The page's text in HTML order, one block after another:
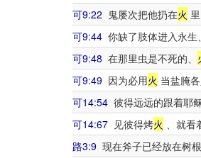
可9:22 鬼屡次把他扔在火
可9:44 你缺了肢体进入永
可9:48 在那里虫是不死的、
可9:49 因为必用火 当盐腌
可14:54 彼得远远的跟着耶
可14:67 见彼得烤火 、就看
路3:9 现在斧子已经放在树